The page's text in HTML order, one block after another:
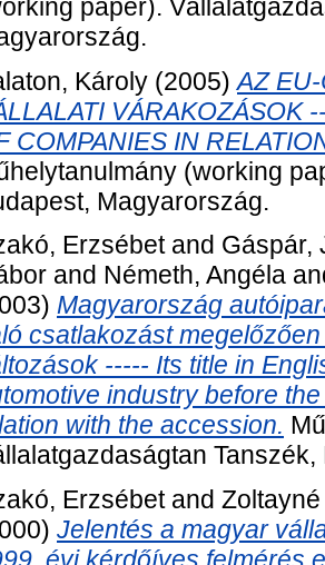
paper).
Károly (2005)AZ
VÁRAKOZÁSOK
COMPANIES IN
(working
Magyarország.
Erzsébetand Gáspár,
and Németh, Angéla
Magyarország
csatlakozást
----- Its title in
industry before
with the accession.
Tanszék,
Erzsébetand
Jelentés a magyar